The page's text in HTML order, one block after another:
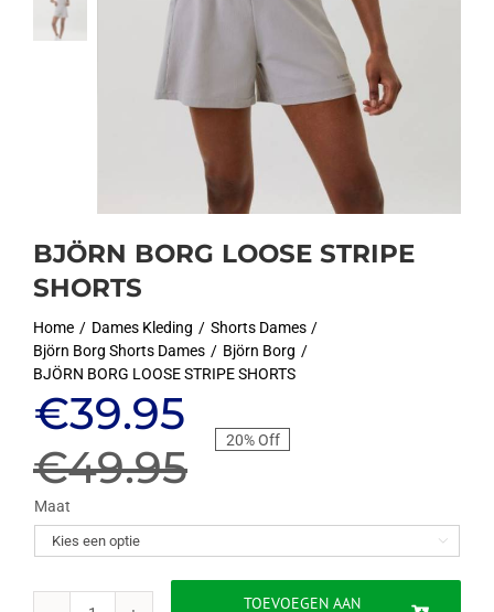
BJÖRN BORG LOOSE STRIPE
SHORTS
Home Dames Kleding
Shorts Dames
Björn Borg Shorts Dames
Björn Borg
BJÖRN BORG LOOSE STRIPE SHORTS
€49.95
Oorspronkelijke
prijs
was:
€49.95.
€39.95
Huidige
prijs
is:
€39.95.
20% Off
Maat

TOEVOEGEN AAN